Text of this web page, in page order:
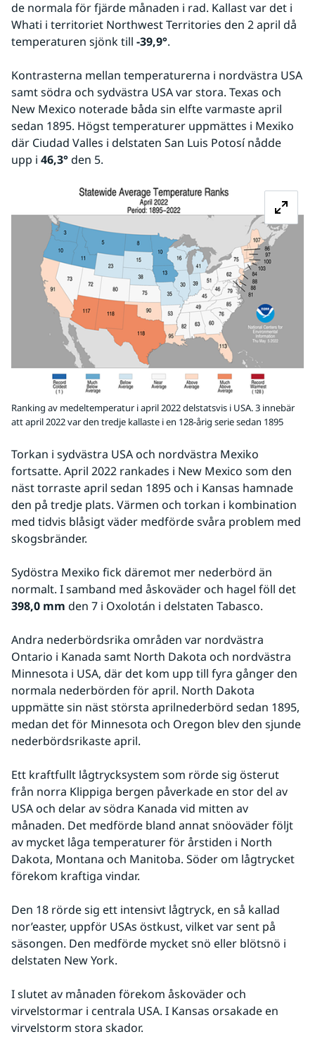
de normala för fjärde månaden i rad. Kallast var det i
Whati i territoriet Northwest Territories den 2 april då
temperaturen sjönk till -39,9°.
Kontrasterna mellan temperaturerna i nordvästra USA
samt södra och sydvästra USA var stora. Texas och
New Mexico noterade båda sin elfte varmaste april
sedan 1895. Högst temperaturer uppmättes i Mexiko
där Ciudad Valles i delstaten San Luis Potosí nådde
upp i 46,3° den 5.
Ranking av medeltemperatur i april 2022 delstatsvis i USA. 3 innebär
att april 2022 var den tredje kallaste i en 128-årig serie sedan 1895
Torkan i sydvästra USA och nordvästra Mexiko
fortsatte. April 2022 rankades i New Mexico som den
näst torraste april sedan 1895 och i Kansas hamnade
den på tredje plats. Värmen och torkan i kombination
med tidvis blåsigt väder medförde svåra problem med
skogsbränder.
Sydöstra Mexiko fick däremot mer nederbörd än
398,0 mm den 7 i Oxolotán i delstaten Tabasco.
Andra nederbördsrika områden var nordvästra
Ontario i Kanada samt North Dakota och nordvästra
Minnesota i USA, där det kom upp till fyra gånger den
normala nederbörden för april. North Dakota
uppmätte sin näst största aprilnederbörd sedan 1895,
medan det för Minnesota och Oregon blev den sjunde
nederbördsrikaste april.
Ett kraftfullt lågtrycksystem som rörde sig österut
från norra Klippiga bergen påverkade en stor del av
USA och delar av södra Kanada vid mitten av
månaden. Det medförde bland annat snöoväder följt
av mycket låga temperaturer för årstiden i North
Dakota, Montana och Manitoba. Söder om lågtrycket
förekom kraftiga vindar.
Den 18 rörde sig ett intensivt lågtryck, en så kallad
nor’easter, uppför USAs östkust, vilket var sent på
säsongen. Den medförde mycket snö eller blötsnö i
delstaten New York.
I slutet av månaden förekom åskoväder och
virvelstormar i centrala USA. I Kansas orsakade en
virvelstorm stora skador.